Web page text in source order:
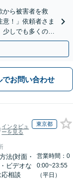
から被害者を救
！」依頼者さま
少しでも多くの返
でお問い合わせ
インタビュ
ーを見る
東京都
法(対面・
ビデオな
応相談
営業時間：0
0:00~23:55
（平日）